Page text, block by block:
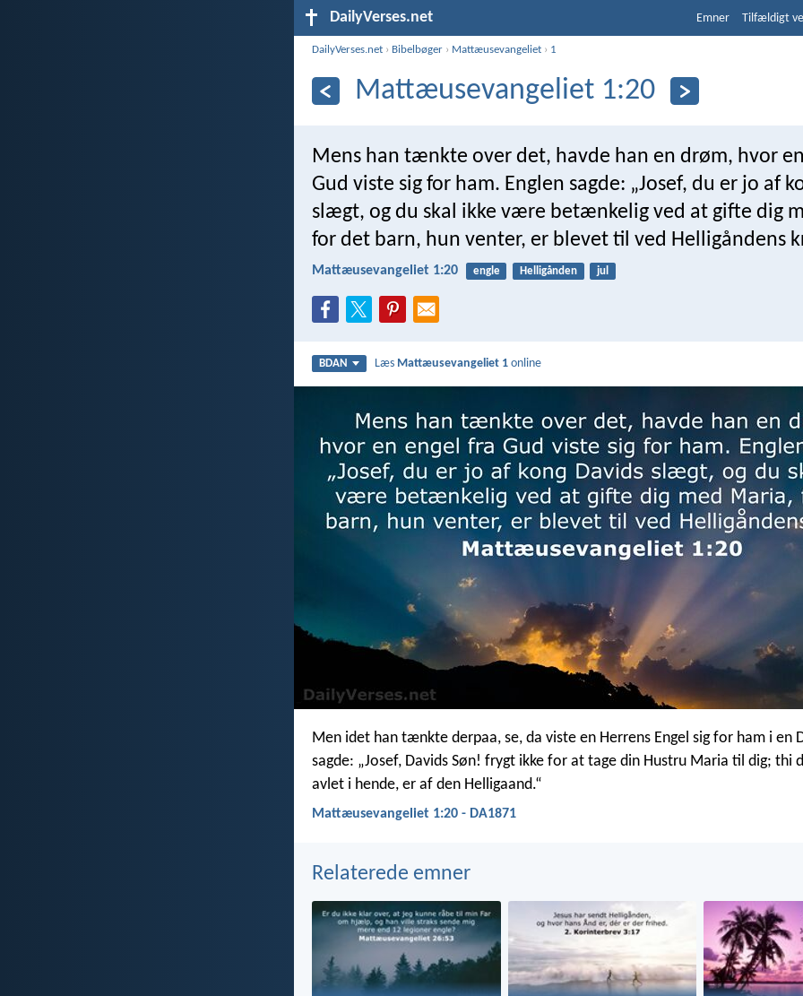
DailyVerses.net Emner Tilfældigt
DailyVerses.net › Bibelbøger › Mattæusevangeliet › 1
Mattæusevangeliet 1:20
Mens han tænkte over det, havde han en drøm, hvor
Gud viste sig for ham. Englen sagde: „Josef, du er jo af
slægt, og du skal ikke være betænkelig ved at gifte dig
for det barn, hun venter, er blevet til ved Helligåndens
Mattæusevangeliet 1:20 engle Helligånden jul
BDAN Læs Mattæusevangeliet 1 online
Men idet han tænkte derpaa, se, da viste en Herrens Engel sig for ham i en
sagde: „Josef, Davids Søn! frygt ikke for at tage din Hustru Maria til dig; thi
avlet i hende, er af den Helligaand.“
Mattæusevangeliet 1:20 - DA1871
Relaterede emner